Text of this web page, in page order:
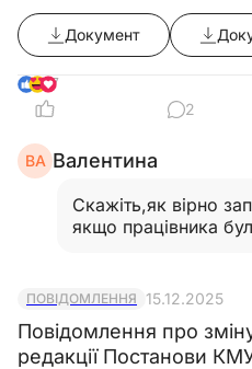
резервістів ((додаток
КМУ від 10.06.2026
Документ
7
2
ВА Валентина
Скажіть,як вірно
якщо працівника
реквізити
заповнюю?…Читати
ПОВІДОМЛЕННЯ 15.12.2025
Повідомлення про
редакції Постанови